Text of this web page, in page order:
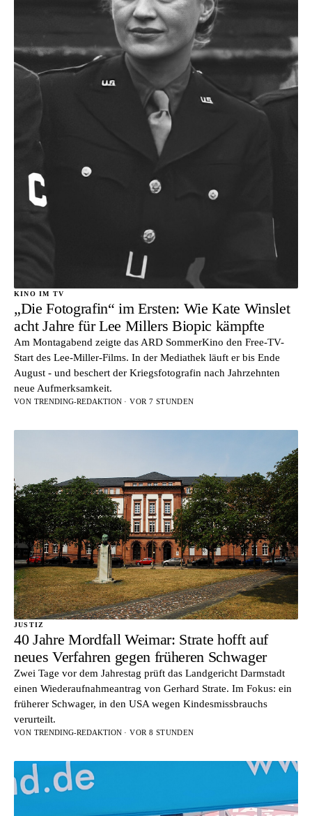
KINO IM TV
„Die Fotografin“ im Ersten: Wie Kate Winslet
acht Jahre für Lee Millers Biopic kämpfte
Am Montagabend zeigte das ARD SommerKino den Free-TV-
Start des Lee-Miller-Films. In der Mediathek läuft er bis Ende
August - und beschert der Kriegsfotografin nach Jahrzehnten
neue Aufmerksamkeit.
VON TRENDING-REDAKTION· VOR 7 STUNDEN
JUSTIZ
40 Jahre Mordfall Weimar: Strate hofft auf
neues Verfahren gegen früheren Schwager
Zwei Tage vor dem Jahrestag prüft das Landgericht Darmstadt
einen Wiederaufnahmeantrag von Gerhard Strate. Im Fokus: ein
früherer Schwager, in den USA wegen Kindesmissbrauchs
verurteilt.
VON TRENDING-REDAKTION· VOR 8 STUNDEN